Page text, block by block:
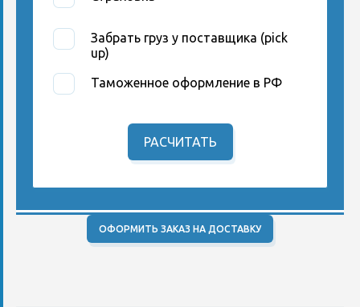
Забрать груз у поставщика (pick
up)
Таможенное оформление в РФ
РАСЧИТАТЬ
ОФОРМИТЬ ЗАКАЗ НА ДОСТАВКУ